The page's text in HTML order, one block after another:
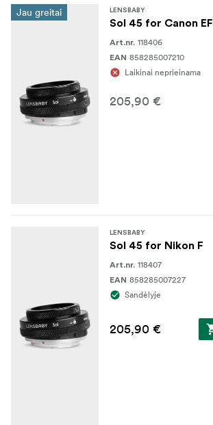
Jau greitai LENSBABY
Sol 45 for Canon EF
Art.nr. 118406
EAN 858285007210
Laikinai neprieinama
205,90 €
LENSBABY
Sol 45 for Nikon F
Art.nr. 118407
EAN 858285007227
Sandėlyje
205,90 €